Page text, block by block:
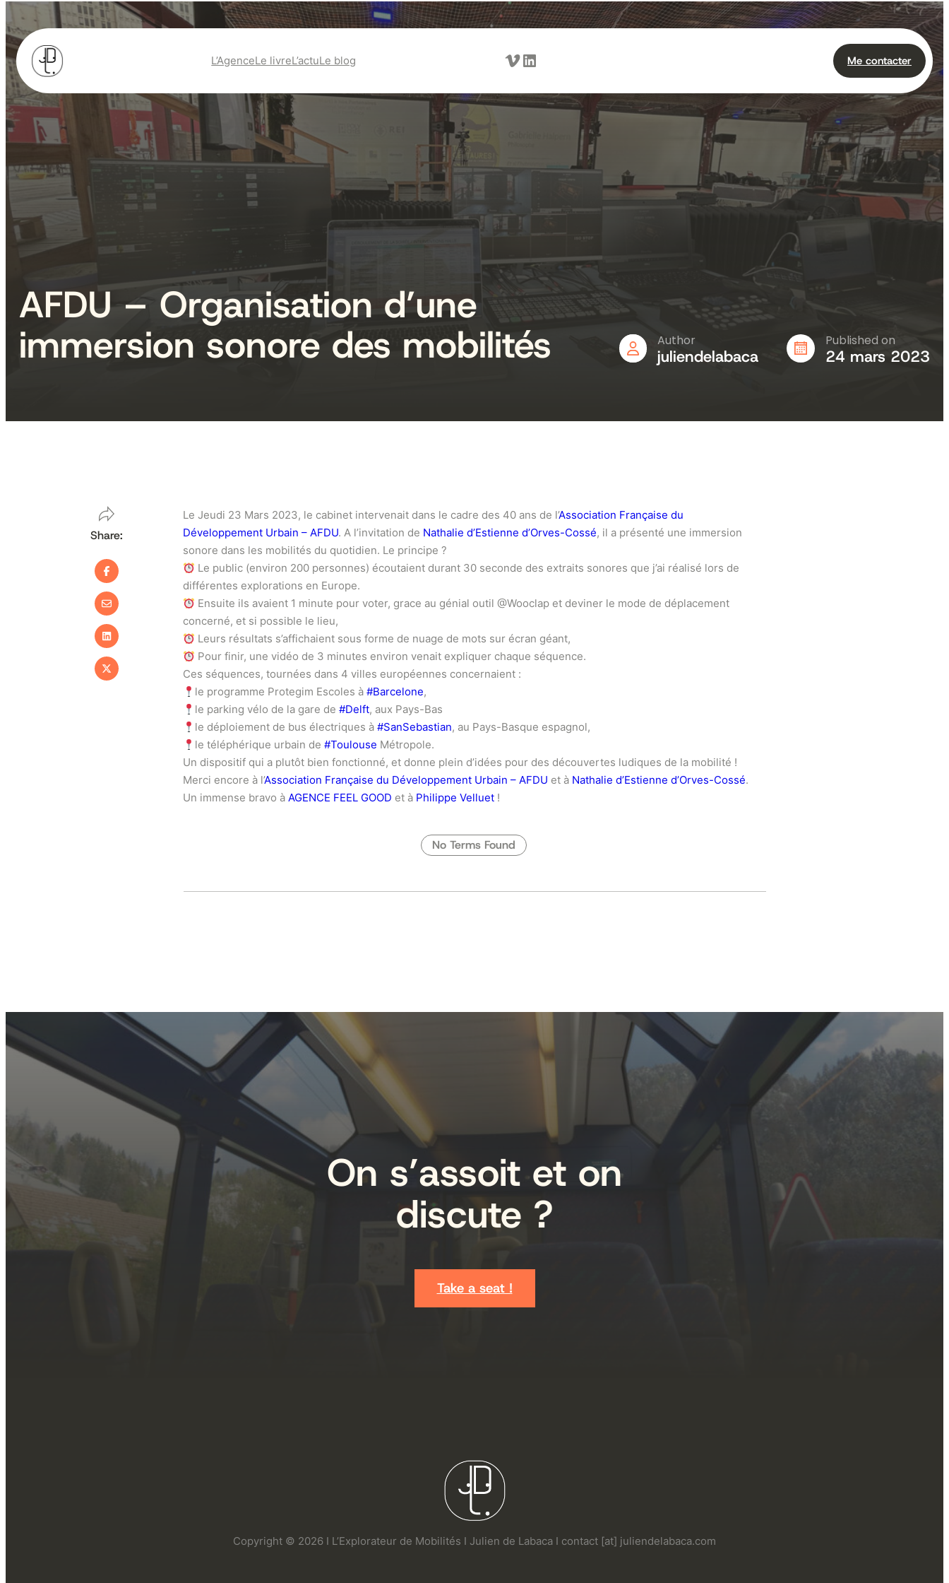
L’AgenceLe livreL’actuLe blog Vimeo LinkedIn Me contacter
AFDU – Organisation d’une
immersion sonore des mobilités
Author
juliendelabaca
Published on
24 mars 2023
Share:
Le Jeudi 23 Mars 2023, le cabinet intervenait dans le cadre des 40 ans de l’Association Française du
Développement Urbain – AFDU. A l’invitation de Nathalie d’Estienne d’Orves-Cossé, il a présenté une immersion
sonore dans les mobilités du quotidien. Le principe ?
Le public (environ 200 personnes) écoutaient durant 30 seconde des extraits sonores que j’ai réalisé lors de
différentes explorations en Europe.
Ensuite ils avaient 1 minute pour voter, grace au génial outil @Wooclap et deviner le mode de déplacement
concerné, et si possible le lieu,
Leurs résultats s’affichaient sous forme de nuage de mots sur écran géant,
Pour finir, une vidéo de 3 minutes environ venait expliquer chaque séquence.
Ces séquences, tournées dans 4 villes européennes concernaient :
le programme Protegim Escoles à#Barcelone,
le parking vélo de la gare de#Delft, aux Pays-Bas
le déploiement de bus électriques à#SanSebastian, au Pays-Basque espagnol,
le téléphérique urbain de#Toulouse Métropole.
Un dispositif qui a plutôt bien fonctionné, et donne plein d’idées pour des découvertes ludiques de la mobilité !
Merci encore à l’Association Française du Développement Urbain – AFDU et à Nathalie d’Estienne d’Orves-Cossé.
Un immense bravo à AGENCE FEEL GOOD et à Philippe Velluet !
No Terms Found
On s’assoit et on
discute ?
Take a seat !
Copyright © 2026 I L’Explorateur de Mobilités I Julien de Labaca I contact [at] juliendelabaca.com